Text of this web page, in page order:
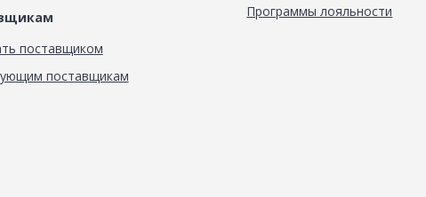
поставщиком
поставщикам
Программы лояльности